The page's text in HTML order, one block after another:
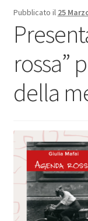
AUTRICI e AUTORI
EVENTI
RASSEGNA STAMPA
CHI SIAMO
Pubblicato il 25
rossa”
della